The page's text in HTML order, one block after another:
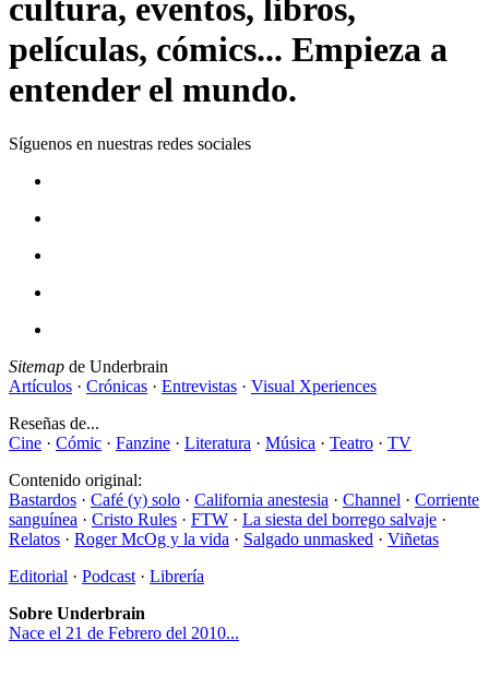
cultura, eventos, libros,
películas, cómics... Empieza a
entender el mundo.
Síguenos en nuestras redes sociales
Sitemap de Underbrain
Artículos · Crónicas · Entrevistas · Visual Xperiences
Reseñas de...
Cine · Cómic · Fanzine · Literatura · Música · Teatro · TV
Contenido original:
Bastardos · Café (y) solo · California anestesia · Channel · Corriente
sanguínea · Cristo Rules · FTW · La siesta del borrego salvaje ·
Relatos · Roger McOg y la vida · Salgado unmasked · Viñetas
Editorial · Podcast · Librería
Sobre Underbrain
Nace el 21 de Febrero del 2010...